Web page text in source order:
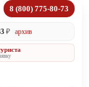
8 (800) 775-80-73
₽ архив